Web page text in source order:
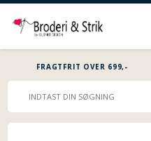
FRAGTFRIT OVER 699,-